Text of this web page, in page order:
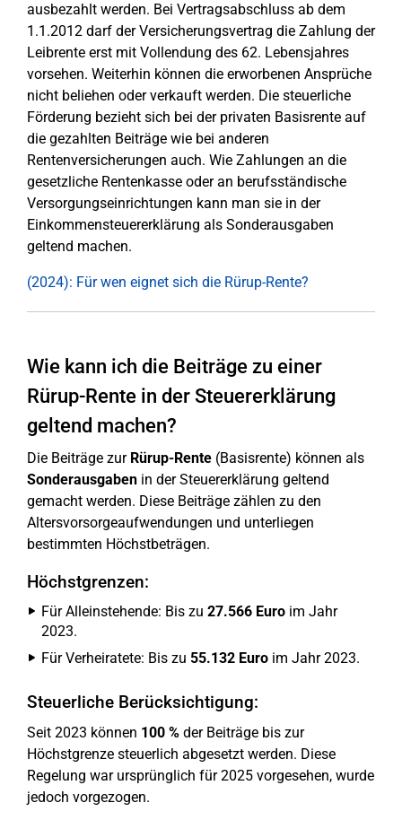
ausbezahlt werden. Bei Vertragsabschluss ab dem
1.1.2012 darf der Versicherungsvertrag die Zahlung der
Leibrente erst mit Vollendung des 62. Lebensjahres
vorsehen. Weiterhin können die erworbenen Ansprüche
nicht beliehen oder verkauft werden. Die steuerliche
Förderung bezieht sich bei der privaten Basisrente auf
die gezahlten Beiträge wie bei anderen
Rentenversicherungen auch. Wie Zahlungen an die
gesetzliche Rentenkasse oder an berufsständische
Versorgungseinrichtungen kann man sie in der
Einkommensteuererklärung als Sonderausgaben
geltend machen.
(2024): Für wen eignet sich die Rürup-Rente?
Wie kann ich die Beiträge zu einer
Rürup-Rente in der Steuererklärung
geltend machen?
Die Beiträge zur Rürup-Rente (Basisrente) können als
Sonderausgaben in der Steuererklärung geltend
gemacht werden. Diese Beiträge zählen zu den
Altersvorsorgeaufwendungen und unterliegen
bestimmten Höchstbeträgen.
Höchstgrenzen:
Für Alleinstehende: Bis zu 27.566 Euro im Jahr
2023.
Für Verheiratete: Bis zu 55.132 Euro im Jahr 2023.
Steuerliche Berücksichtigung:
Seit 2023 können 100 % der Beiträge bis zur
Höchstgrenze steuerlich abgesetzt werden. Diese
Regelung war ursprünglich für 2025 vorgesehen, wurde
jedoch vorgezogen.